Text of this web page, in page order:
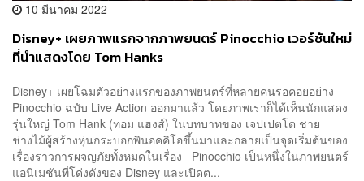
10 มีนาคม 2022
Disney+ เผยภาพแรกจากภาพยนตร์ Pinocchio เวอร์ชันใหม่
ที่นำแสดงโดย Tom Hanks
Disney+ เผยโฉมตัวอย่างแรกของภาพยนตร์ที่หลายคนรอคอยอย่าง
Pinocchio ฉบับ Live Action ออกมาแล้ว โดยภาพเราก็ได้เห็นนักแสดง
รุ่นใหญ่ Tom Hank (ทอม แฮงส์) ในบทบาทของ เจปเปตโต ชาย
ช่างไม้ผู้สร้างหุ่นกระบอกพินอคคิโอขึ้นมาและกลายเป็นจุดเริ่มต้นของ
เรื่องราวการผจญภัยทั้งหมดในเรื่อง Pinocchio เป็นหนึ่งในภาพยนตร์
แอนิเมชันที่โด่งดังของ Disney และเปิดต...